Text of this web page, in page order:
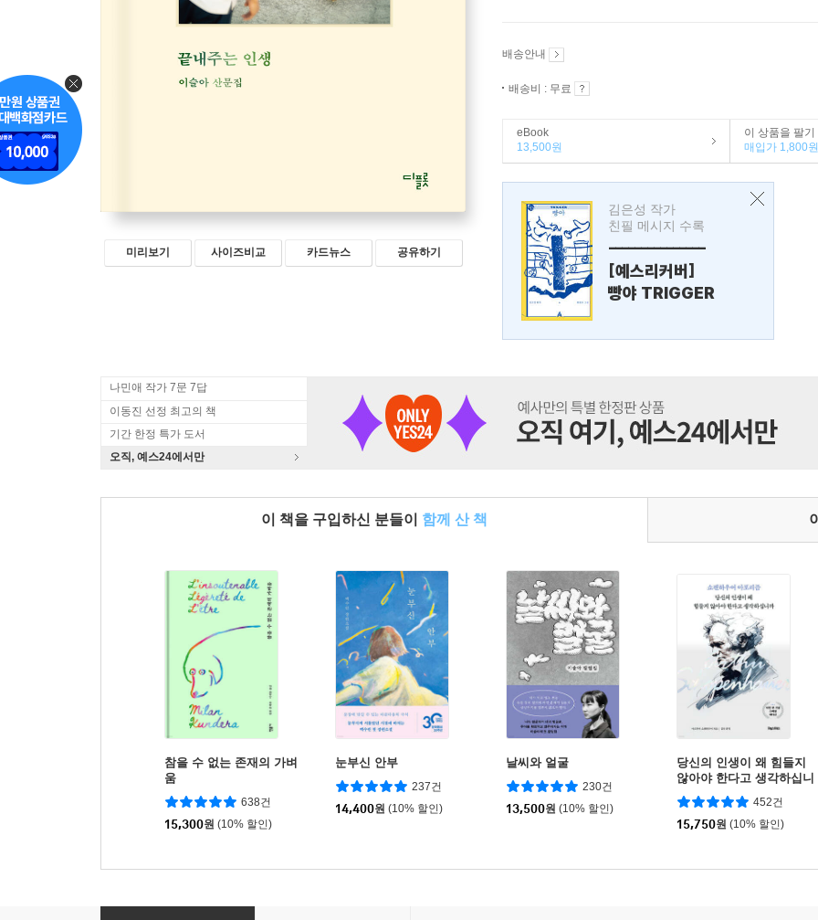
미리보기 사이즈비교 카드뉴스 공유하기
배송안내
배송비 : 무료
eBook
13,500원
이 상품을 팔기
매입가 1,800원
김은성 작가
친필 메시지 수록
---------------
[예스리커버]
빵야 TRIGGER
나민애 작가 7문 7답
이동진 선정 최고의 책
기간 한정 특가 도서
오직, 예스24에서만
이 책을 구입하신 분들이 함께 산 책
참을 수 없는 존재의 가벼
움
638건
15,300원 (10% 할인)
눈부신 안부
237건
14,400원 (10% 할인)
날씨와 얼굴
230건
13,500원 (10% 할인)
당신의 인생이 왜 힘들지
않아야 한다고 생각하십니
까
452건
15,750원 (10% 할인)